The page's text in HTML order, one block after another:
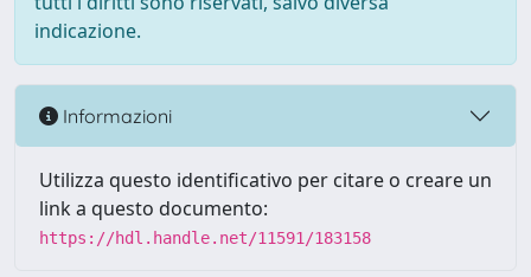
indicazione.
Informazioni
Utilizza questo identificativo per citare o creare un
link a questo documento:
https://hdl.handle.net/11591/183158